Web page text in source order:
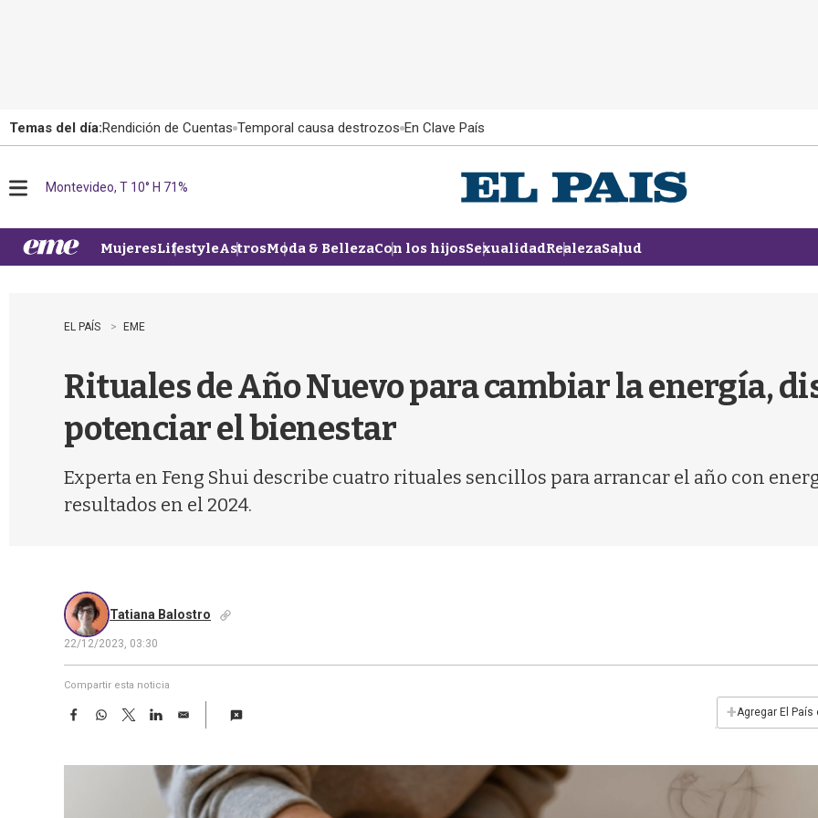
Temas del día:Rendición de Cuentas Temporal causa destrozos En Clave País
u
Montevideo, T 10° H 71%
MujeresLifestyleAstrosModa & BellezaCon los hijosSexualidadRealezaSalud
EL PAÍS EME
Rituales de Año Nuevo para cambiar la energía,
potenciar el bienestar
Experta en Feng Shui describe cuatro rituales sencillos para arrancar el año con
resultados en el 2024.
Tatiana Balostro
22/12/2023, 03:30
Compartir esta noticia
F
e
W
t
T
w
t
L
k
e
E
i
l
+Agregar El País